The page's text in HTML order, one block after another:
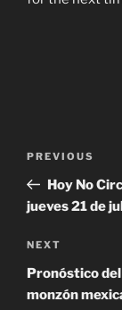
Previous
Post
PREVIOUS
Hoy No
jueves 21 de
Next
Post
NEXT
Pronóstico
monzón